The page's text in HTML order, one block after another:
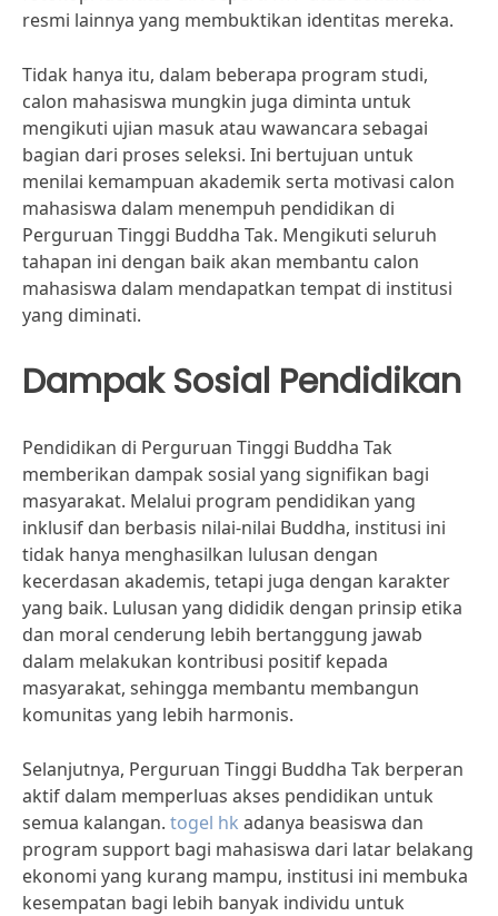
resmi lainnya yang membuktikan identitas mereka.
Tidak hanya itu, dalam beberapa program studi,
calon mahasiswa mungkin juga diminta untuk
mengikuti ujian masuk atau wawancara sebagai
bagian dari proses seleksi. Ini bertujuan untuk
menilai kemampuan akademik serta motivasi calon
mahasiswa dalam menempuh pendidikan di
Perguruan Tinggi Buddha Tak. Mengikuti seluruh
tahapan ini dengan baik akan membantu calon
mahasiswa dalam mendapatkan tempat di institusi
yang diminati.
Dampak Sosial Pendidikan
Pendidikan di Perguruan Tinggi Buddha Tak
memberikan dampak sosial yang signifikan bagi
masyarakat. Melalui program pendidikan yang
inklusif dan berbasis nilai-nilai Buddha, institusi ini
tidak hanya menghasilkan lulusan dengan
kecerdasan akademis, tetapi juga dengan karakter
yang baik. Lulusan yang dididik dengan prinsip etika
dan moral cenderung lebih bertanggung jawab
dalam melakukan kontribusi positif kepada
masyarakat, sehingga membantu membangun
komunitas yang lebih harmonis.
Selanjutnya, Perguruan Tinggi Buddha Tak berperan
aktif dalam memperluas akses pendidikan untuk
semua kalangan. togel hk adanya beasiswa dan
program support bagi mahasiswa dari latar belakang
ekonomi yang kurang mampu, institusi ini membuka
kesempatan bagi lebih banyak individu untuk